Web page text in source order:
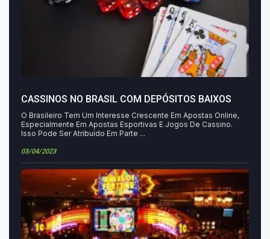
CASSINOS NO BRASIL COM DEPÓSITOS BAIXOS
O Brasileiro Tem Um Interesse Crescente Em Apostas Online,
Especialmente Em Apostas Esportivas E Jogos De Cassino.
Isso Pode Ser Atribuído Em Parte ...
03/04/2023